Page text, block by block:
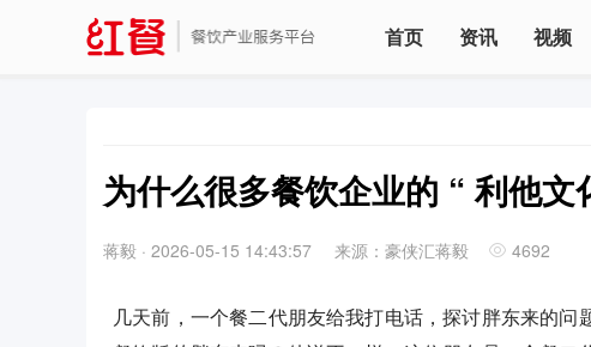
首页 资讯 视频
为什么很多餐饮企业的 “ 利他文
蒋毅 · 2026-05-15 14:43:57 来源：豪侠汇蒋毅 4692
几天前，一个餐二代朋友给我打电话，探讨胖东来的